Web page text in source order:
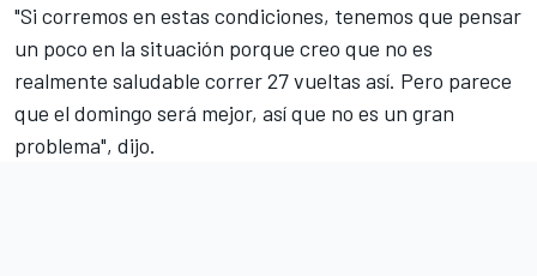
"Si corremos en estas condiciones, tenemos que pensar
un poco en la situación porque creo que no es
realmente saludable correr 27 vueltas así. Pero parece
que el domingo será mejor, así que no es un gran
problema", dijo.